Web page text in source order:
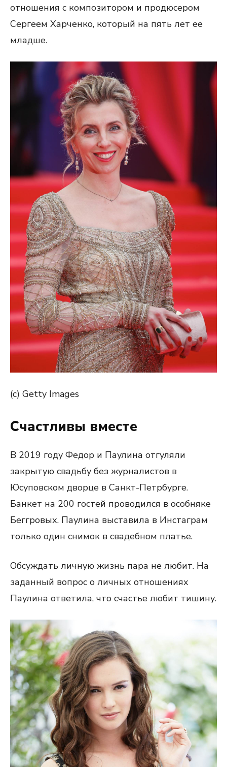
отношения с композитором и продюсером
Сергеем Харченко, который на пять лет ее
младше.
(c) Getty Images
Счастливы вместе
В 2019 году Федор и Паулина отгуляли
закрытую свадьбу без журналистов в
Юсуповском дворце в Санкт-Петрбурге.
Банкет на 200 гостей проводился в особняке
Беггровых. Паулина выставила в Инстаграм
только один снимок в свадебном платье.
Обсуждать личную жизнь пара не любит. На
заданный вопрос о личных отношениях
Паулина ответила, что счастье любит тишину.